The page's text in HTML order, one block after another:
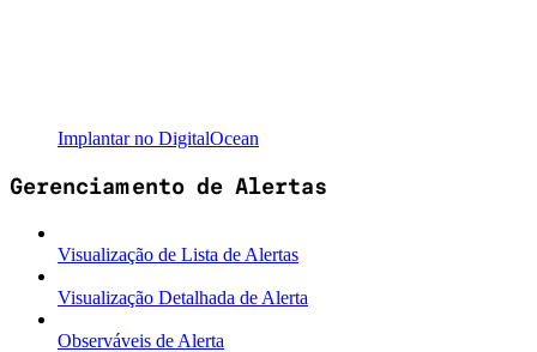
Implantar no DigitalOcean
Gerenciamento de Alertas
Visualização de Lista de Alertas
Visualização Detalhada de Alerta
Observáveis de Alerta